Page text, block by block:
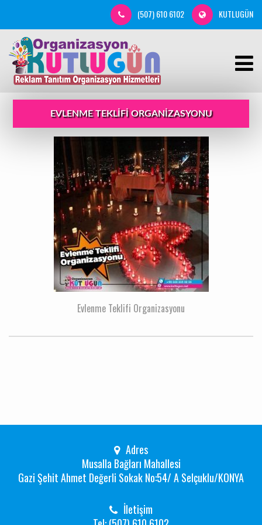
(507) 610 6102 KUTLUGÜN
EVLENME TEKLIFI ORGANIZASYONU
Evlenme Teklifi Organizasyonu
Adres
Musalla Bağları Mahallesi
Gazi Şehit Ahmet Değerli Sokak No:54/ A Selçuklu/KONYA
İletişim